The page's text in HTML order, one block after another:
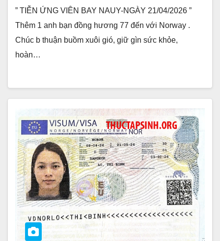
” TIỄN ỨNG VIÊN BAY NAUY-NGÀY 21/04/2026 ”
Thêm 1 anh bạn đồng hương 77 đến với Norway .
Chúc b thuận buồm xuôi gió, giữ gìn sức khỏe,
hoàn…